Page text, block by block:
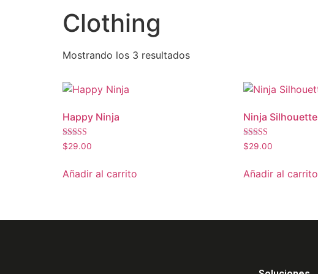
Clothing
Mostrando los 3 resultados
Happy Ninja
Valorado
con
de 5
$29.00
Añadir al carrito
Ninja Silhouette
Valorado
con
de 5
$29.00
Añadir al carrito